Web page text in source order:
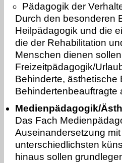
Pädagogik der
Durch den besonderen
Heilpädagogik und die
die der Rehabilitation
Menschen dienen
Freizeitpädagogik/
Behinderte, ästhetische
Behindertenbeauftragte
Medienpädagogik/
Das Fach
Auseinandersetzung
unterschiedlichsten
hinaus sollen